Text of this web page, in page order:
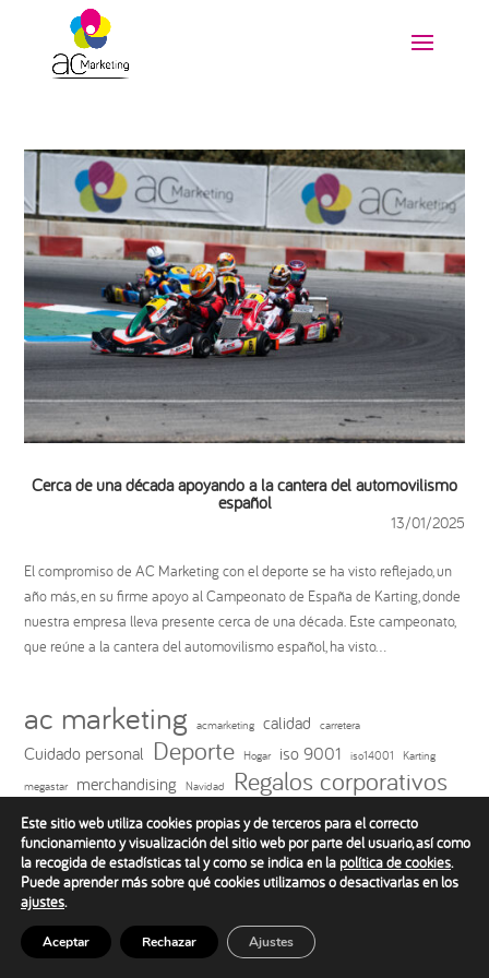
Cerca de una década apoyando a la cantera del automovilismo
español
13/01/2025
El compromiso de AC Marketing con el deporte se ha visto reflejado, un
año más, en su firme apoyo al Campeonato de España de Karting, donde
nuestra empresa lleva presente cerca de una década. Este campeonato,
que reúne a la cantera del automovilismo español, ha visto...
ac marketing acmarketing calidad carretera
Cuidado personal Deporte Hogar iso 9001 iso14001
Karting
megastar
merchandising Navidad Regalos corporativos
Rituals ropa deportiva ropa de trabajo tecnología
viajes
Este sitio web utiliza cookies propias y de terceros para el correcto
funcionamiento y visualización del sitio web por parte del usuario, así como
la recogida de estadísticas tal y como se indica en la política de cookies.
Puede aprender más sobre qué cookies utilizamos o desactivarlas en los
ajustes.
Aceptar Rechazar Ajustes